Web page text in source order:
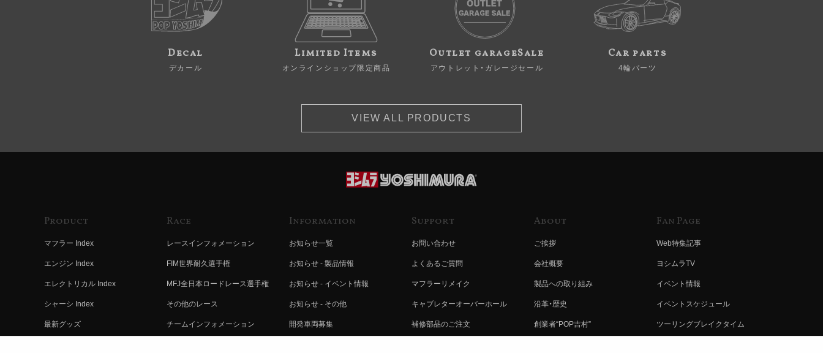
Decal
デカール
Limited Items
オンラインショップ限定商品
Outlet garageSale
アウトレット・ガレージセール
Car parts
4輪パーツ
VIEW ALL PRODUCTS
Product
マフラー Index
エンジン Index
エレクトリカル Index
シャーシ Index
最新グッズ
Race
レースインフォメーション
FIM世界耐久選手権
MFJ全日本ロードレース選手権
その他のレース
チームインフォメーション
Information
お知らせ一覧
お知らせ - 製品情報
お知らせ - イベント情報
お知らせ - その他
開発車両募集
Support
お問い合わせ
よくあるご質問
マフラーリメイク
キャブレターオーバーホール
補修部品のご注文
About
ご挨拶
会社概要
製品への取り組み
沿革・歴史
創業者“POP吉村”
Fan Page
Web特集記事
ヨシムラTV
イベント情報
イベントスケジュール
ツーリングブレイクタイム